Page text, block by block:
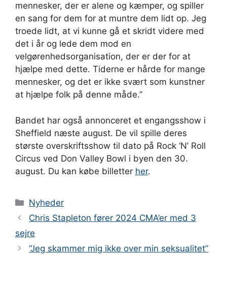
mennesker, der er alene og kæmper, og spiller
en sang for dem for at muntre dem lidt op. Jeg
troede lidt, at vi kunne gå et skridt videre med
det i år og lede dem mod en
velgørenhedsorganisation, der er der for at
hjælpe med dette. Tiderne er hårde for mange
mennesker, og det er ikke svært som kunstner
at hjælpe folk på denne måde.”
Bandet har også annonceret et engangsshow i
Sheffield næste august. De vil spille deres
største overskriftsshow til dato på Rock ‘N’ Roll
Circus ved Don Valley Bowl i byen den 30.
august. Du kan købe billetter her.
Kategorier
Nyheder
Chris Stapleton fører 2024 CMA’er med 3
sejre
“Jeg skammer mig ikke over min seksualitet”